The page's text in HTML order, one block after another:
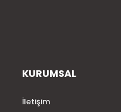
KURUMSAL
İletişim